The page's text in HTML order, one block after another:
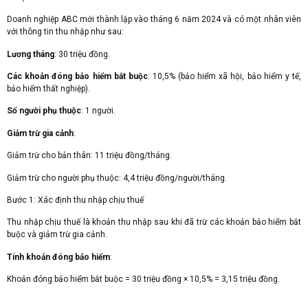
Doanh nghiệp ABC mới thành lập vào tháng 6 năm 2024 và có một nhân viên
với thông tin thu nhập như sau:
Lương tháng: 30 triệu đồng.
Các khoản đóng bảo hiểm bắt buộc: 10,5% (bảo hiểm xã hội, bảo hiểm y tế,
bảo hiểm thất nghiệp).
Số người phụ thuộc: 1 người.
Giảm trừ gia cảnh:
Giảm trừ cho bản thân: 11 triệu đồng/tháng.
Giảm trừ cho người phụ thuộc: 4,4 triệu đồng/người/tháng.
Bước 1: Xác định thu nhập chịu thuế
Thu nhập chịu thuế là khoản thu nhập sau khi đã trừ các khoản bảo hiểm bắt
buộc và giảm trừ gia cảnh.
Tính khoản đóng bảo hiểm:
Khoản đóng bảo hiểm bắt buộc = 30 triệu đồng × 10,5% = 3,15 triệu đồng.